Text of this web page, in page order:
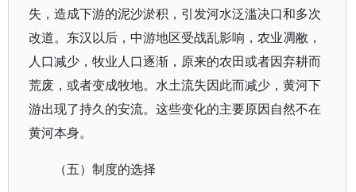
失，造成下游的泥沙淤积，引发河水泛滥决口和多次
改道。东汉以后，中游地区受战乱影响，农业凋敝，
人口减少，牧业人口逐渐，原来的农田或者因弃耕而
荒废，或者变成牧地。水土流失因此而减少，黄河下
游出现了持久的安流。这些变化的主要原因自然不在
黄河本身。
（五）制度的选择